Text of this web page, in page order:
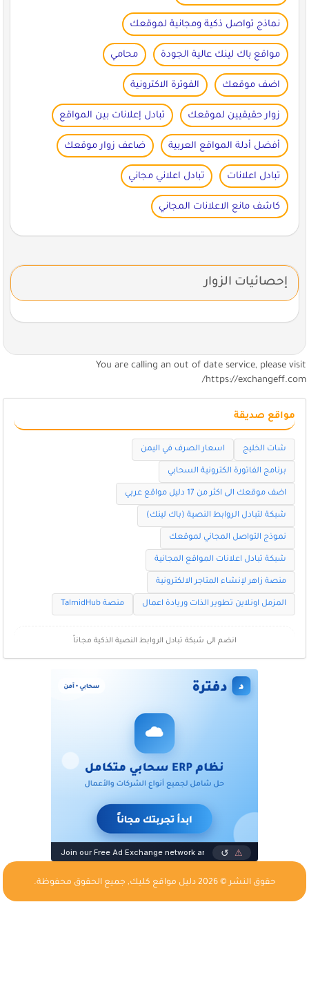
نماذج تواصل ذكية ومجانية لموقعك
مواقع باك لينك عالية الجودة محامي
اضف موقعك الفوترة الاكترونية
زوار حقيقيين لموقعك تبادل إعلانات بين المواقع
أفضل أدلة المواقع العربية ضاعف زوار موقعك
تبادل اعلانات تبادل اعلاني مجاني
كاشف مانع الاعلانات المجاني
إحصائيات الزوار
You are calling an out of date service, please visit
https://exchangeff.com/
مواقع صديقة
شات الخليج اسعار الصرف في اليمن
برنامج الفاتورة الكترونية السحابي
اضف موقعك الى اكثر من 17 دليل مواقع عربي
شبكة لتبادل الروابط النصية (باك لينك)
نموذج التواصل المجاني لموقعك
شبكة تبادل اعلانات المواقع المجانية
منصة زاهر لإنشاء المتاجر الالكترونية
المزمل اونلاين تطوير الذات وريادة اعمال منصة TalmidHub
انضم الى شبكة تبادل الروابط النصية الذكية مجاناً
حقوق النشر © 2026 دليل مواقع كليك, جميع الحقوق محفوظة.